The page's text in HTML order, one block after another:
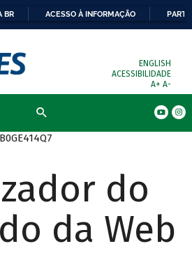
BR ACESSO À INFORMAÇÃO
ENGLISH
ACESSIBILIDADE
A+ A-
do
da Web